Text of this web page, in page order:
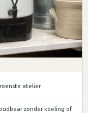
atelier
zonder koeling of